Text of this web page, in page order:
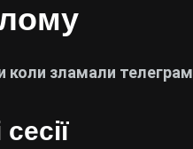
коли зламали телеграм